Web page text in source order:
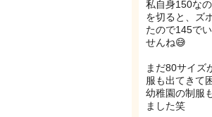
私自身150な
を切ると、ズ
たので145で
せんね😅
まだ80サイズ
服も出てきて
幼稚園の制服
ました笑